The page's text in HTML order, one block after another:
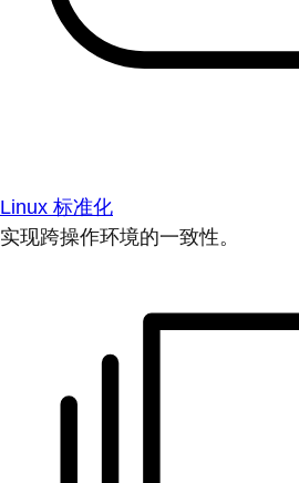
Linux 标准化
实现跨操作环境的一致性。